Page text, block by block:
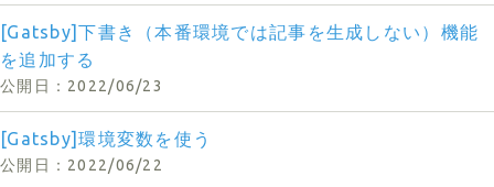
[Gatsby]下書き（本番環境では記事を生成しない）機能
を追加する
2022/06/23
[Gatsby]環境変数を使う
2022/06/22